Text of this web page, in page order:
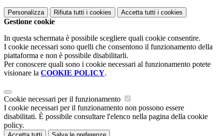
Personalizza Rifiuta tutti i cookies Accetta tutti i cookies
Gestione cookie
In questa schermata è possibile scegliere quali cookie consentire.
I cookie necessari sono quelli che consentono il funzionamento della
piattaforma e non è possibile disabilitarli.
Per conoscere quali sono i cookie necessari al funzionamento potete
visionare la COOKIE POLICY.
Cookie necessari per il funzionamento
I cookie necessari per il funzionamento non possono essere
disabilitati. È possibile consultare l'elenco nella pagina della cookie
policy.